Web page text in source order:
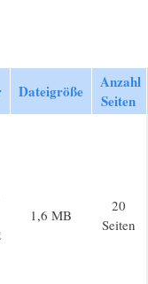
Dateigröße
Anzahl
Seiten
1,6 MB
20
Seiten